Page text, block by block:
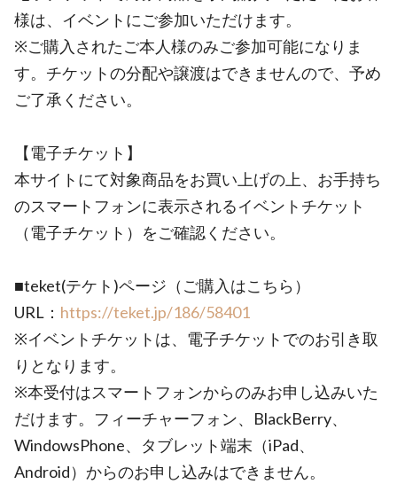
様は、イベントにご参加いただけます。
※ご購入されたご本人様のみご参加可能になりま
す。チケットの分配や譲渡はできませんので、予め
ご了承ください。
【電子チケット】
本サイトにて対象商品をお買い上げの上、お手持ち
のスマートフォンに表示されるイベントチケット
（電子チケット）をご確認ください。
■teket(テケト)ページ（ご購入はこちら）
URL： https://teket.jp/186/58401
※イベントチケットは、電子チケットでのお引き取
りとなります。
※本受付はスマートフォンからのみお申し込みいた
だけます。フィーチャーフォン、BlackBerry、
WindowsPhone、タブレット端末（iPad、
Android）からのお申し込みはできません。